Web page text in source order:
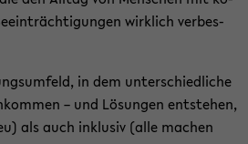
wirk­lich ver­bes­
in dem un­ter­schied­li­che
– und Lö­sun­gen ent­ste­hen,
als auch in­klu­siv (alle ma­chen